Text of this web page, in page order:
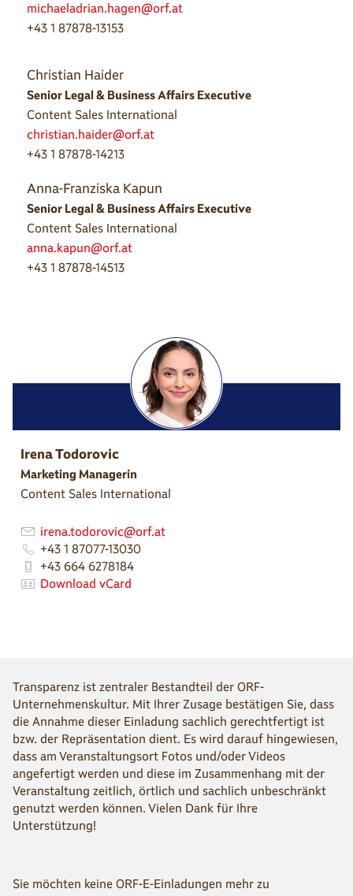
michaeladrian.hagen@orf.at
+43 1 87878-13153
Christian Haider
Senior Legal & Business Affairs Executive
Content Sales International
christian.haider@orf.at
+43 1 87878-14213
Anna-Franziska Kapun
Senior Legal & Business Affairs Executive
Content Sales International
anna.kapun@orf.at
+43 1 87878-14513
Irena Todorovic
Marketing Managerin
Content Sales International
irena.todorovic@orf.at
+43 1 87077-13030
+43 664 6278184
Download vCard
Transparenz ist zentraler Bestandteil der ORF-
Unternehmenskultur. Mit Ihrer Zusage bestätigen Sie, dass
die Annahme dieser Einladung sachlich gerechtfertigt ist
bzw. der Repräsentation dient. Es wird darauf hingewiesen,
dass am Veranstaltungsort Fotos und/oder Videos
angefertigt werden und diese im Zusammenhang mit der
Veranstaltung zeitlich, örtlich und sachlich unbeschränkt
genutzt werden können. Vielen Dank für Ihre
Unterstützung!
Sie möchten keine ORF-E-Einladungen mehr zu